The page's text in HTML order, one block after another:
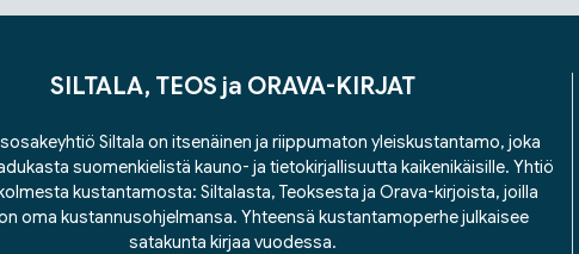
SILTALA, TEOS ja ORAVA-KIRJAT
Siltala on itsenäinen ja riippumaton yleiskustantamo, joka
suomenkielistä kauno- ja tietokirjallisuutta kaikenikäisille. Yhtiö
kustantamosta: Siltalasta, Teoksesta ja Orava-kirjoista, joilla
oma kustannusohjelmansa. Yhteensä kustantamoperhe julkaisee
satakunta kirjaa vuodessa.